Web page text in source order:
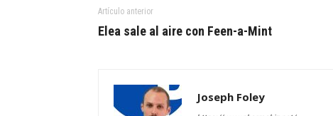
Artículo anterior
Elea sale al aire con Feen-a-Mint
Joseph Foley